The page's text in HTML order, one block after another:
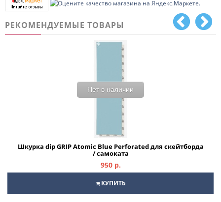
РЕКОМЕНДУЕМЫЕ ТОВАРЫ
Нет в наличии
Шкурка dip GRIP Atomic Blue Perforated для скейтборда
/ самоката
950 р.
КУПИТЬ